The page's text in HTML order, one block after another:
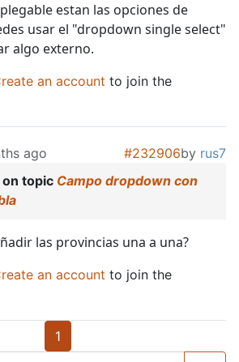
estan las opciones de
usar el "dropdown single select"
algo externo.
an account to join the
ago #232906by rus7
on topic Campo dropdown con
las provincias una a una?
an account to join the
1